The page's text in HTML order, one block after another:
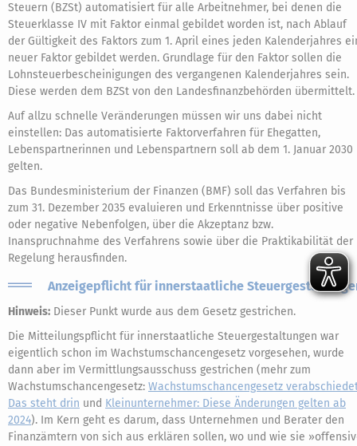
Steuern (BZSt) automatisiert für alle Arbeitnehmer, bei denen die
Steuerklasse IV mit Faktor einmal gebildet worden ist, nach Ablauf
der Gültigkeit des Faktors zum 1. April eines jeden Kalenderjahres
neuer Faktor gebildet werden. Grundlage für den Faktor sollen die
Lohnsteuerbescheinigungen des vergangenen Kalenderjahres sein.
Diese werden dem BZSt von den Landesfinanzbehörden übermittelt.
Auf allzu schnelle Veränderungen müssen wir uns dabei nicht
einstellen: Das automatisierte Faktorverfahren für Ehegatten,
Lebenspartnerinnen und Lebenspartnern soll ab dem 1. Januar 2030
gelten.
Das Bundesministerium der Finanzen (BMF) soll das Verfahren bis
zum 31. Dezember 2035 evaluieren und Erkenntnisse über positive
oder negative Nebenfolgen, über die Akzeptanz bzw.
Inanspruchnahme des Verfahrens sowie über die Praktikabilität der
Regelung herausfinden.
Anzeigepflicht für innerstaatliche
Hinweis: Dieser Punkt wurde aus dem Gesetz gestrichen.
Die Mitteilungspflicht für innerstaatliche Steuergestaltungen war
eigentlich schon im Wachstumschancengesetz vorgesehen, wurde
dann aber im Vermittlungsausschuss gestrichen (mehr zum
Wachstumschancengesetz: Wachstumschancengesetz
Das steht drin und Kleinunternehmer: Diese Änderungen gelten ab
2024). Im Kern geht es darum, dass Unternehmen und Berater den
Finanzämtern von sich aus erklären sollen, wo und wie sie